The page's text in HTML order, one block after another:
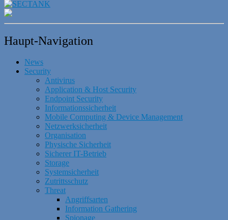
Haupt-Navigation
News
Security
Antivirus
Application & Host Security
Endpoint Security
Informationssicherheit
Mobile Computing & Device Management
Netzwerksicherheit
Organisation
Physische Sicherheit
Sicherer IT-Betrieb
Storage
Systemsicherheit
Zutrittsschutz
Threat
Angriffsarten
Information Gathering
Spionage